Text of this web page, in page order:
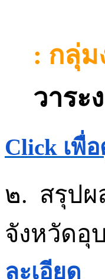
: กลุ่
วาระ
Click เพื่
๒. สรุปผ
จังหวัดอุ
ละเอียด